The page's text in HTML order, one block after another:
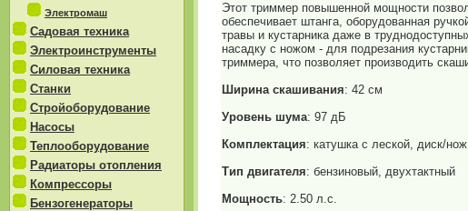
Электромаш
Садовая техника
Электроинструменты
Силовая техника
Станки
Стройоборудование
Насосы
Теплооборудование
Радиаторы отопления
Компрессоры
Бензогенераторы
Этот триммер повышенной мощности
обеспечивает штанга, оборудованная
травы и кустарника даже в
насадку с ножом - для подрезания
триммера, что позволяет производить
Ширина скашивания: 42 см
Уровень шума: 97 дБ
Комплектация: катушка с леской, диск/нож
Тип двигателя: бензиновый, двухтактный
Мощность: 2.50 л.с.